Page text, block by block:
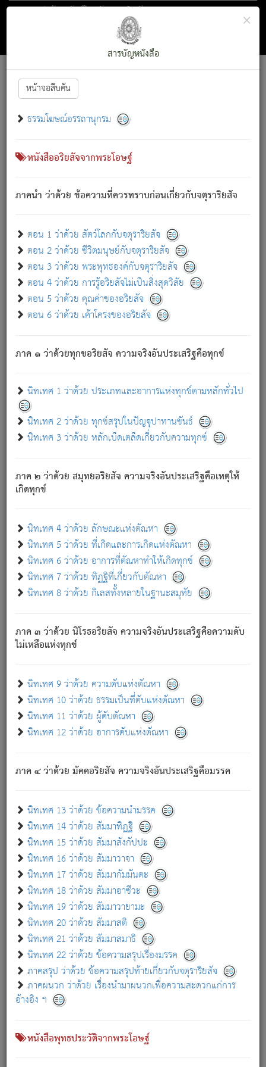
ตอน 1 ว่าด้วย สัตว์โลกกับจตุราริยสัจ
สารบัญ×
สารบัญหนังสือ
หน้าจอสืบค้น
ธรรมโฆษณ์อรรถานุกรม
หนังสืออริยสัจจากพระโอษฐ์
ภาคนำ ว่าด้วย ข้อความที่ควรทราบก่อนเกี่ยวกับจตุราริยสัจ
ตอน 1 ว่าด้วย สัตว์โลกกับจตุราริยสัจ
ตอน 2 ว่าด้วย ชีวิตมนุษย์กับจตุราริยสัจ
ตอน 3 ว่าด้วย พระพุทธองค์กับจตุราริยสัจ
ตอน 4 ว่าด้วย การรู้อริยสัจไม่เป็นสิ่งสุดวิสัย
ตอน 5 ว่าด้วย คุณค่าของอริยสัจ
ตอน 6 ว่าด้วย เค้าโครงของอริยสัจ
ภาค ๑ ว่าด้วยทุกขอริยสัจ ความจริงอันประเสริฐคือทุกข์
นิทเทศ 1 ว่าด้วย ประเภทและอาการแห่งทุกข์ตามหลักทั่วไป
นิทเทศ 2 ว่าด้วย ทุกข์สรุปในปัญจุปาทานขันธ์
นิทเทศ 3 ว่าด้วย หลักเบ็ดเตล็ดเกี่ยวกับความทุกข์
ภาค ๒ ว่าด้วย สมุทยอริยสัจ ความจริงอันประเสริฐคือเหตุให้
เกิดทุกข์
นิทเทศ 4 ว่าด้วย ลักษณะแห่งตัณหา
นิทเทศ 5 ว่าด้วย ที่เกิดและการเกิดแห่งตัณหา
นิทเทศ 6 ว่าด้วย อาการที่ตัณหาทำให้เกิดทุกข์
นิทเทศ 7 ว่าด้วย ทิฏฐิที่เกี่ยวกับตัณหา
นิทเทศ 8 ว่าด้วย กิเลสทั้งหลายในฐานะสมุทัย
ภาค ๓ ว่าด้วย นิโรธอริยสัจ ความจริงอันประเสริฐคือความดับ
ไม่เหลือแห่งทุกข์
นิทเทศ 9 ว่าด้วย ความดับแห่งตัณหา
นิทเทศ 10 ว่าด้วย ธรรมเป็นที่ดับแห่งตัณหา
นิทเทศ 11 ว่าด้วย ผู้ดับตัณหา
นิทเทศ 12 ว่าด้วย อาการดับแห่งตัณหา
ภาค ๔ ว่าด้วย มัคคอริยสัจ ความจริงอันประเสริฐคือมรรค
นิทเทศ 13 ว่าด้วย ข้อความนำมรรค
นิทเทศ 14 ว่าด้วย สัมมาทิฏฐิ
นิทเทศ 15 ว่าด้วย สัมมาสังกัปปะ
นิทเทศ 16 ว่าด้วย สัมมาวาจา
นิทเทศ 17 ว่าด้วย สัมมากัมมันตะ
นิทเทศ 18 ว่าด้วย สัมมาอาชีวะ
นิทเทศ 19 ว่าด้วย สัมมาวายามะ
นิทเทศ 20 ว่าด้วย สัมมาสติ
นิทเทศ 21 ว่าด้วย สัมมาสมาธิ
นิทเทศ 22 ว่าด้วย ข้อความสรุปเรื่องมรรค
ภาคสรุป ว่าด้วย ข้อความสรุปท้ายเกี่ยวกับจตุราริยสัจ
ภาคผนวก ว่าด้วย เรื่องนำมาผนวกเพื่อความสะดวกแก่การ
อ้างอิง ฯ
หนังสือพุทธประวัติจากพระโอษฐ์
Font :15 ]||
สัตว์โลกนี้ เกิดความเดือดร้อนแล้ว มีผัสสะบังหน้า
เขาสำคัญสิ่งใด โดยความเป็นประการใด แต่สิ่งนั้นย่อมเป็น
(ตามที่เป็นจริง) โดยประการอื่นจากที่เขาสำคัญนั้น
สัตว์โลกติดข้องอยู่ในภพ ถูกภพบังหน้าแล้ว มีภพโดยความ
เป็นอย่างอื่น (จากที่มันเป็นอยู่จริง) จึงได้เพลิดเพลินยิ่งนักในภพ
เขาเพลิดเพลินยิ่งนักในสิ่งใด สิ่งนั้นเป็นภัย (ที่เขาไม่รู้จัก)
เขากลัวต่อสิ่งใดสิ่งนั้นเป็นทุกข์
พรหมจรรย์นี้ อันบุคคลย่อมประพฤติ ก็เพื่อการละขาดซึ่ง
ภพ.
สมณะหรือพราหมณ์เหล่าใด กล่าวความหลุดพ้นจากภพว่า
มีได้เพราะภพ เรากล่าวว่า สมณะหรือพราหมณ์ทั้งปวงนั้น
มิใช่ผู้หลดพ้นจากภพ.
ภพ ว่ามีได้เพราะวิภพ[2]: เรากล่าวว่า สมณะหรือพราหมณ์ทั้ง
ปวงนั้น ก็ยังสลัดภพออกไปไม่ได้.
ก็ทุกข์นี้มีขึ้น เพราะอาศัยซึ่งอุปธิทั้งปวง.
เพราะความสิ้นไปแห่งอุปาทานทั้งปวง ความเกิดขึ้นแห่ง
ทุกข์จึงไม่มี.
ท่านจงดูโลกนี้เถิด (จะเห็นว่า) สัตว์ทั้งหลายอันอวิชาหนา
แน่นบังหนาแล้ว; และว่า สัตว์ผู้ยินดีในภพอันเป็นแล้วนั้น ย่อม
อันเป็นไปในที่หรือเวลาทั้งปวง[3]เพื่อความมีแห่งประโยชน์โดย
ประการทั้งปวง; ภพทั้งหลายทั้งหมดนั้น ไม่เที่ยง เป็นทุกข์ มี
ความแปรปรวนเป็นธรรมดา.
อย่างนี้อยู่; เขาย่อมละภวตัณหาได้ และไม่เพลิดเพลินวิภวตัณหา
ด้วย.
ความดับเพราะความสำรอกไม่เหลือ (แห่งภพทั้งหลาย)
เพราะความสิ้นไปแห่งตัณหาโดยประการทั้งปวง นั้นคือ
นิพพาน.
ภพใหม่ย่อมไม่มีแก่ภิกษุนั้น ผู้ดับเย็นสนิทแล้ว เพราะไม่มี
ภิกษุนั้น เป็นผู้ครอบงำมารได้แล้ว ชนะสงครามแล้ว ก้าวล่วง
ภพทั้งหลายทั้งปวงได้แล้ว เป็นผู้คงที่ (คือไม่เปลี่ยนแปลงอีกต่อ
- อุ.ขุ. ๒๕/๑๒๑/๘๔.
(ข้อความนี้ เป็นพระพุทธอุทานที่ทรงเปล่งออก ที่โคนต้นโพธิ์
เป็นที่ตรัสรู้ เมื่อตรัสรู้แล้วได้ 7 วัน)
เกี่ยวกับธรรมโฆษณ์ออนไลน์ (Disclaimer)
แม้ระบบ "ธรรมโฆษณ์ออนไลน์" พยายามปรับปรุงข้อมูลให้ถูกต้องมากที่สุด
ผู้ศึกษาก็พึงตรวจสอบกับตัวเล่มหนังสือต้นฉบับ ที่มีการพิมพ์ครั้งล่าสุด
ก่อนนำข้อมูลไปใช้ในการอ้างอิง"
เกี่ยวกับอัตถจารี|เกี่ยวกับการพัฒนา|แจ้งข้อผิดพลาด / แนะนำ
หนังสือที่เกี่ยวข้อง